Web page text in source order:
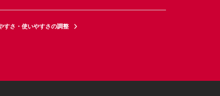
すさ・使いやすさの調整